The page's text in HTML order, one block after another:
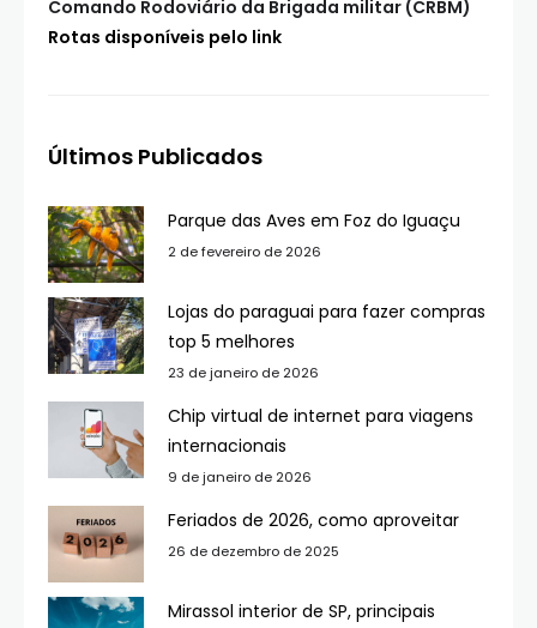
Comando Rodoviário da Brigada militar (CRBM)
Rotas disponíveis pelo link
Últimos Publicados
Parque das Aves em Foz do Iguaçu
2 de fevereiro de 2026
Lojas do paraguai para fazer compras
top 5 melhores
23 de janeiro de 2026
Chip virtual de internet para viagens
internacionais
9 de janeiro de 2026
Feriados de 2026, como aproveitar
26 de dezembro de 2025
Mirassol interior de SP, principais